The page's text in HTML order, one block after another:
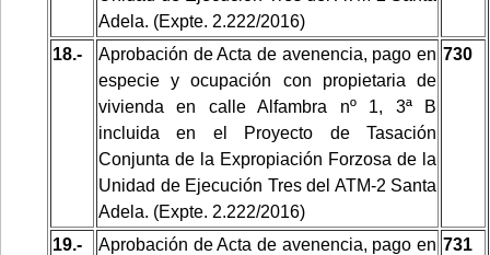
Adela. (Expte. 2.222/2016)
18.-
Aprobación de Acta de avenencia, pago en
especie y ocupación con propietaria de
vivienda en calle Alfambra nº 1, 3ª B
incluida en el Proyecto de Tasación
Conjunta de la Expropiación Forzosa de la
Unidad de Ejecución Tres del ATM-2 Santa
Adela. (Expte. 2.222/2016)
730
19.-
Aprobación de Acta de avenencia, pago en 731